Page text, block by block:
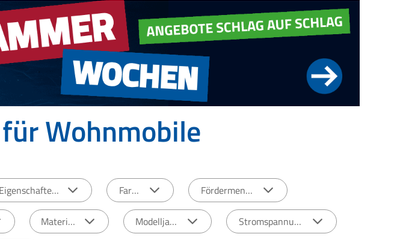
Wohnmobile
Eigenschaften Farbe Fördermenge
Material Modelljahr Stromspannung